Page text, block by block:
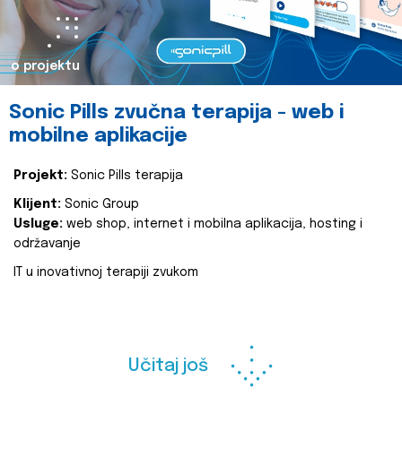
o projektu
Sonic Pills zvučna terapija - web i
mobilne aplikacije
Projekt: Sonic Pills terapija
Klijent: Sonic Group
Usluge: web shop, internet i mobilna aplikacija, hosting i
održavanje
IT u inovativnoj terapiji zvukom
Učitaj još